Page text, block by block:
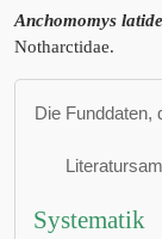
Anchomomys
Notharctidae.
Die Funddaten,
Systematik